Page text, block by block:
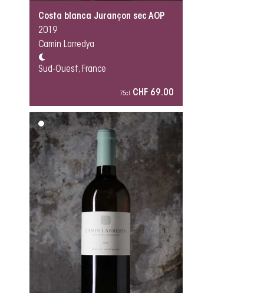
Costa blanca Jurançon sec AOP
2019
Camin Larredya
Sud-Ouest, France
75cl CHF 69.00